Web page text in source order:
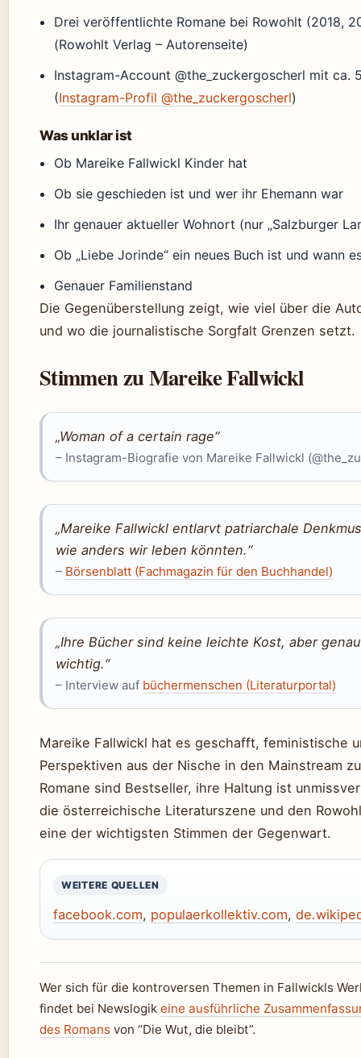
Drei veröffentlichte Romane bei Rowohlt (2018,
(Rowohlt Verlag – Autorenseite)
Instagram-Account @the_zuckergoscherl mit ca.
(Instagram-Profil @the_zuckergoscherl)
Was unklar ist
Ob Mareike Fallwickl Kinder hat
Ob sie geschieden ist und wer ihr Ehemann war
Ihr genauer aktueller Wohnort (nur „Salzburger
Ob „Liebe Jorinde“ ein neues Buch ist und wann
Genauer Familienstand
Die Gegenüberstellung zeigt, wie viel über die
und wo die journalistische Sorgfalt Grenzen setzt.
Stimmen zu Mareike Fallwickl
„Woman of a certain rage“
– Instagram-Biografie von Mareike Fallwickl
„Mareike Fallwickl entlarvt patriarchale
wie anders wir leben könnten.“
– Börsenblatt (Fachmagazin für den Buchhandel)
„Ihre Bücher sind keine leichte Kost, aber
wichtig.“
– Interview auf büchermenschen (Literaturportal)
Mareike Fallwickl hat es geschafft, feministische
Perspektiven aus der Nische in den Mainstream
Romane sind Bestseller, ihre Haltung ist
die österreichische Literaturszene und den
eine der wichtigsten Stimmen der Gegenwart.
WEITERE QUELLEN
facebook.com, populaerkollektiv.com,
Wer sich für die kontroversen Themen in Fallwickls
findet bei Newslogik eine ausführliche
des Romans von “Die Wut, die bleibt”.